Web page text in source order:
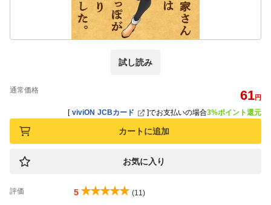
試し読み
通常価格 61円
[ viviON JCBカード ]でお支払いの場合3%ポイント還元
カートに追加
お気に入り
評価 5 (11)